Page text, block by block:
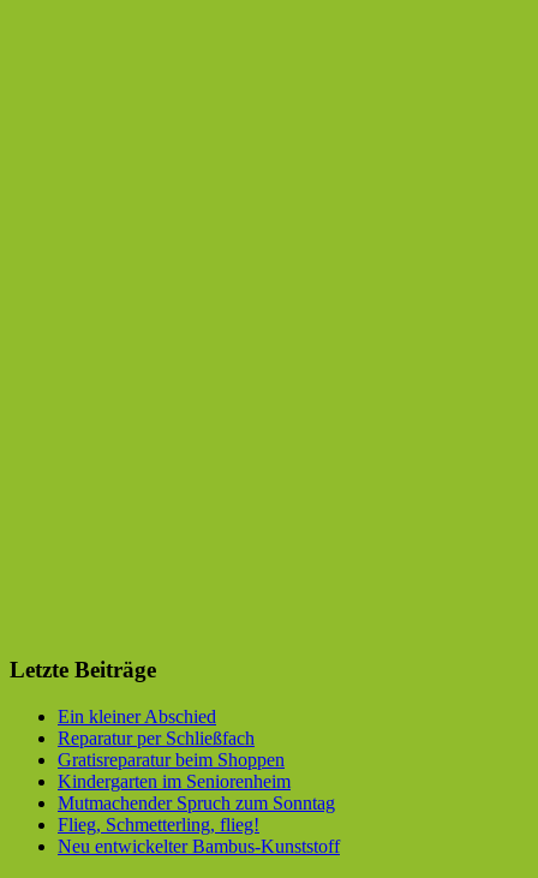
Letzte Beiträge
Ein kleiner Abschied
Reparatur per Schließfach
Gratisreparatur beim Shoppen
Kindergarten im Seniorenheim
Mutmachender Spruch zum Sonntag
Flieg, Schmetterling, flieg!
Neu entwickelter Bambus-Kunststoff